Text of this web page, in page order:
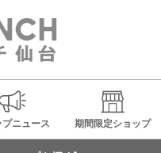
プニュース 期間限定ショップ